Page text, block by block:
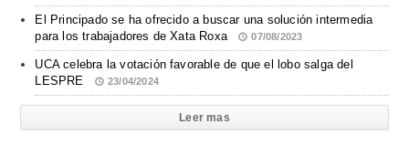
El Principado se ha ofrecido a buscar una solución intermedia
para los trabajadores de Xata Roxa
07/08/2023
UCA celebra la votación favorable de que el lobo salga del
LESPRE
23/04/2024
Leer mas